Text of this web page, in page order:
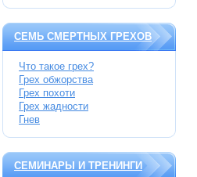
СЕМЬ СМЕРТНЫХ ГРЕХОВ
Что такое грех?
Грех обжорства
Грех похоти
Грех жадности
Гнев
СЕМИНАРЫ И ТРЕНИНГИ